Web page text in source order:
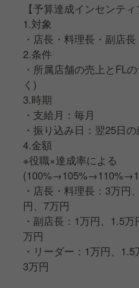
【予算達成インセンティ
1.対象
・店長・料理長・副店
2.条件
・所属店舗の売上とFL
く)
3.時期
・支給月：毎月
・振り込み日：翌25日
4.金額
※役職×達成率による
・店長・料理長：3万円
円、7万円
・副店長：1万円、1.5
万円
・リーダー：1万円、1.5
3万円